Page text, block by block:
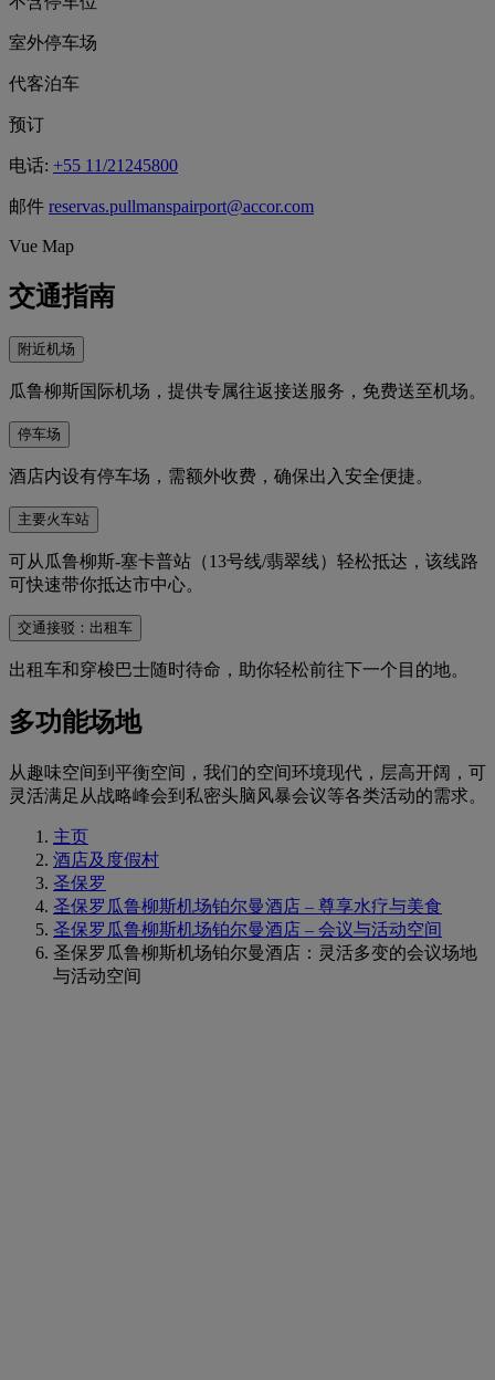
室外停车场
代客泊车
预订
电话: +55 11/21245800
邮件 reservas.pullmanspairport@accor.com
Vue Map
交通指南
附近机场
瓜鲁柳斯国际机场，提供专属往返接送服务，免费送至机场。
停车场
酒店内设有停车场，需额外收费，确保出入安全便捷。
主要火车站
可从瓜鲁柳斯-塞卡普站（13号线/翡翠线）轻松抵达，该线路
可快速带你抵达市中心。
交通接驳：出租车
出租车和穿梭巴士随时待命，助你轻松前往下一个目的地。
多功能场地
从趣味空间到平衡空间，我们的空间环境现代，层高开阔，可
灵活满足从战略峰会到私密头脑风暴会议等各类活动的需求。
主页
酒店及度假村
圣保罗
圣保罗瓜鲁柳斯机场铂尔曼酒店 – 尊享水疗与美食
圣保罗瓜鲁柳斯机场铂尔曼酒店 – 会议与活动空间
圣保罗瓜鲁柳斯机场铂尔曼酒店：灵活多变的会议场地
与活动空间